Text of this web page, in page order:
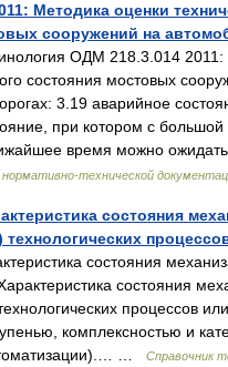
Методика оценки
сооружений на
ОДМ 218.3.014 2011:
состояния мостовых
3.19 аварийное
при котором с большой
время можно
технической
состояния
технологических
состояния
состояния
процессов
комплексностью и
…
Справочник